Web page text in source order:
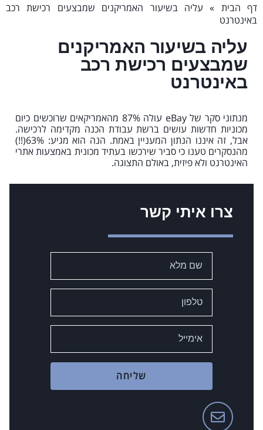
דף הבית » עליה בשיעור האמריקנים שמבצעים רכישת רכב
באינטרנט
עליה בשיעור האמריקנים
שמבצעים רכישת רכב
באינטרנט
מנתוני סקר של eBay עולה 87% מהאמריקאים שרוכשים כיום
מכוניות חדשות עושים ברשת עבודת הכנה מקדימה לרכישה.
אבל, זה איננו הנתון המעניין באמת. הנה הוא מגיע: 63%(!!)
מהנסקרים טענו כי סביר שירכשו בעתיד מכונית באמצעות אתרי
האינטרנט ולא פיזית, באולם התצוגה.
צרו איתי קשר
שליחה